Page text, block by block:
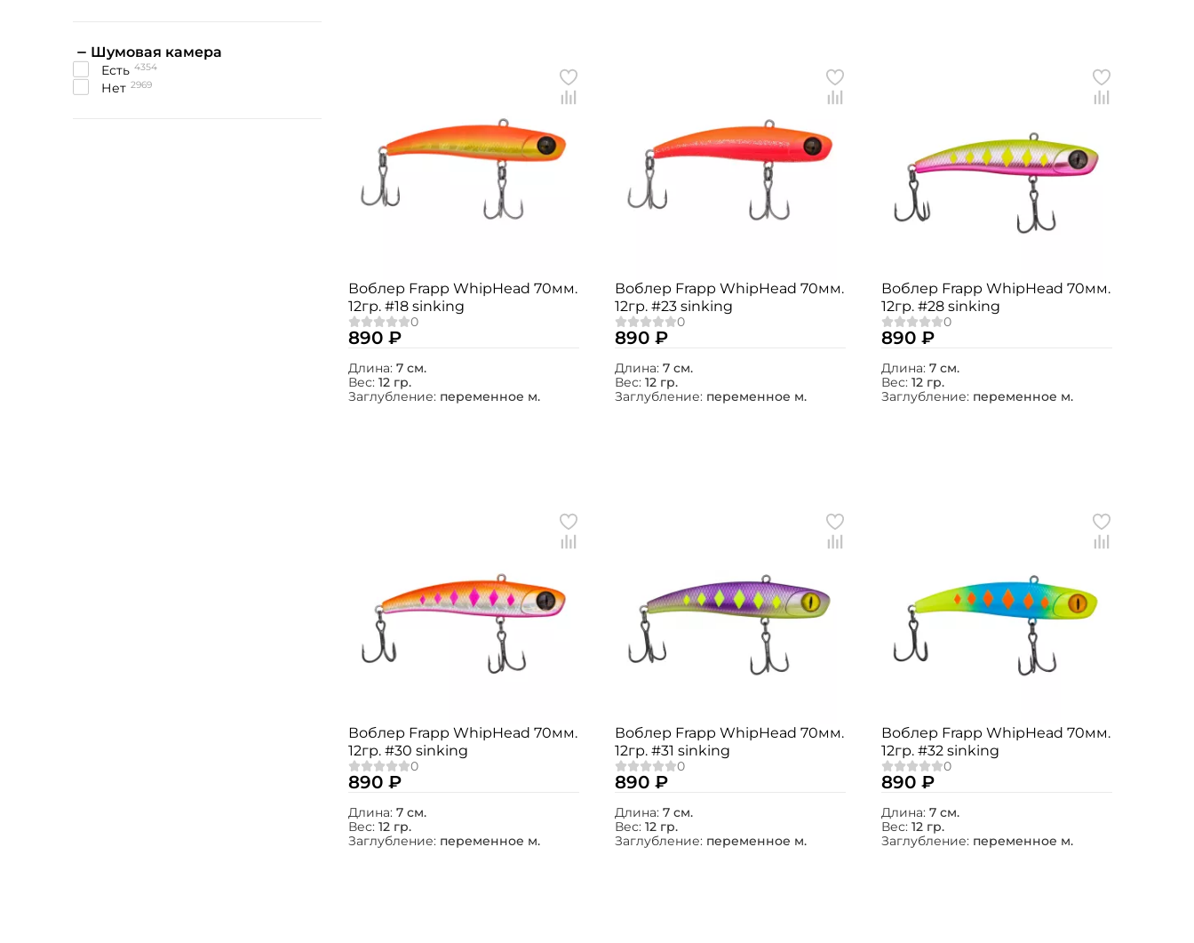
Шумовая камера
Есть 4354
Нет 2969
Воблер Frapp WhipHead 70мм.
12гр. #18 sinking
890 ₽
Длина: 7 см.
Вес: 12 гр.
Заглубление: переменное м.
Воблер Frapp WhipHead 70мм.
12гр. #23 sinking
890 ₽
Длина: 7 см.
Вес: 12 гр.
Заглубление: переменное м.
Воблер Frapp WhipHead 70мм.
12гр. #28 sinking
890 ₽
Длина: 7 см.
Вес: 12 гр.
Заглубление: переменное м.
Воблер Frapp WhipHead 70мм.
12гр. #30 sinking
890 ₽
Длина: 7 см.
Вес: 12 гр.
Заглубление: переменное м.
Воблер Frapp WhipHead 70мм.
12гр. #31 sinking
890 ₽
Длина: 7 см.
Вес: 12 гр.
Заглубление: переменное м.
Воблер Frapp WhipHead 70мм.
12гр. #32 sinking
890 ₽
Длина: 7 см.
Вес: 12 гр.
Заглубление: переменное м.
ФИО: *